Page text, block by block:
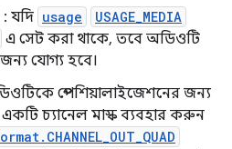
: যদি usage USAGE_MEDIA
এ সেট করা থাকে, তবে অডিওটি
যোগ্য হবে।
স্পেশিয়ালাইজেশনের জন্য
চ্যানেল মাস্ক ব্যবহার করুন